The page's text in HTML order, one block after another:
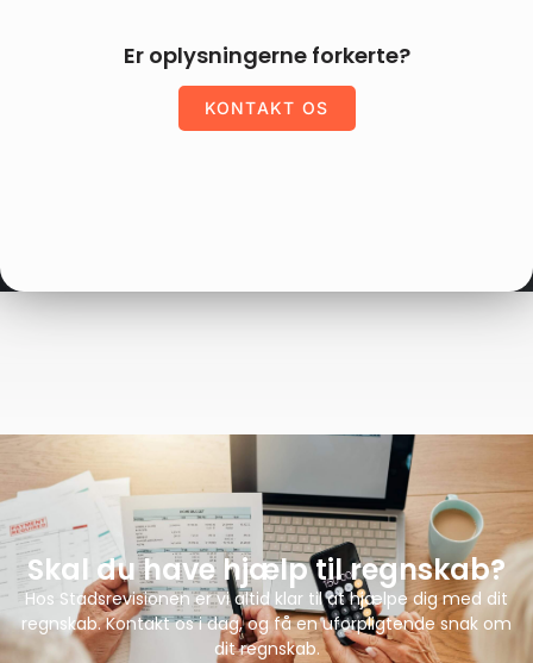
Er oplysningerne forkerte?
KONTAKT OS
Skal du have hjælp til regnskab?
Hos Stadsrevisionen er vi altid klar til at hjælpe dig med dit
regnskab. Kontakt os i dag, og få en uforpligtende snak om
dit regnskab.